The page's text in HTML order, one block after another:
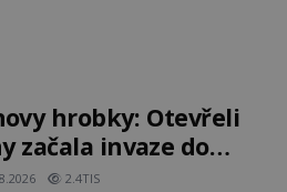
kališnice. A každá z
z věží slavného hradu
jistou
hrobky: Otevřeli
začala invaze do
varování?
2.4TIS